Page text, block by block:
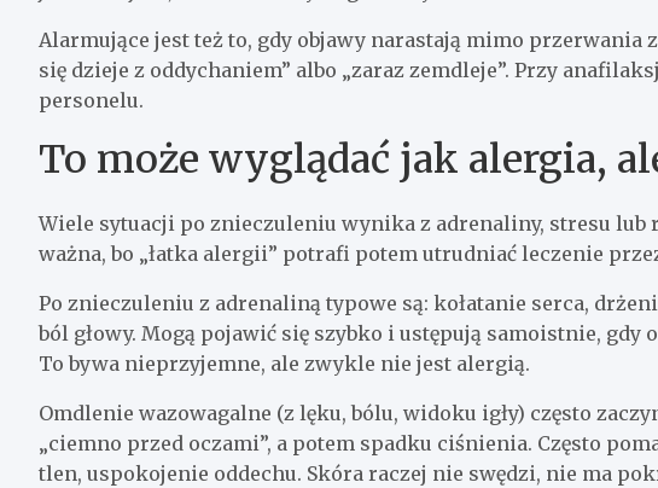
Alarmujące jest też to, gdy objawy narastają mimo przerwania
się dzieje z oddychaniem” albo „zaraz zemdleje”. Przy
personelu.
To może wyglądać jak alergia,
Wiele sytuacji po znieczuleniu wynika z adrenaliny, stresu lub
ważna, bo „łatka alergii” potrafi potem utrudniać leczenie
Po znieczuleniu z adrenaliną typowe są: kołatanie serca,
ból głowy. Mogą pojawić się szybko i ustępują samoistnie, gdy
To bywa nieprzyjemne, ale zwykle nie jest alergią.
Omdlenie wazowagalne (z lęku, bólu, widoku igły) często
„ciemno przed oczami”, a potem spadku ciśnienia. Często
tlen, uspokojenie oddechu. Skóra raczej nie swędzi, nie ma